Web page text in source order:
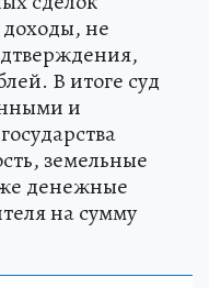
не
В итоге суд
и
земельные
денежные
на сумму